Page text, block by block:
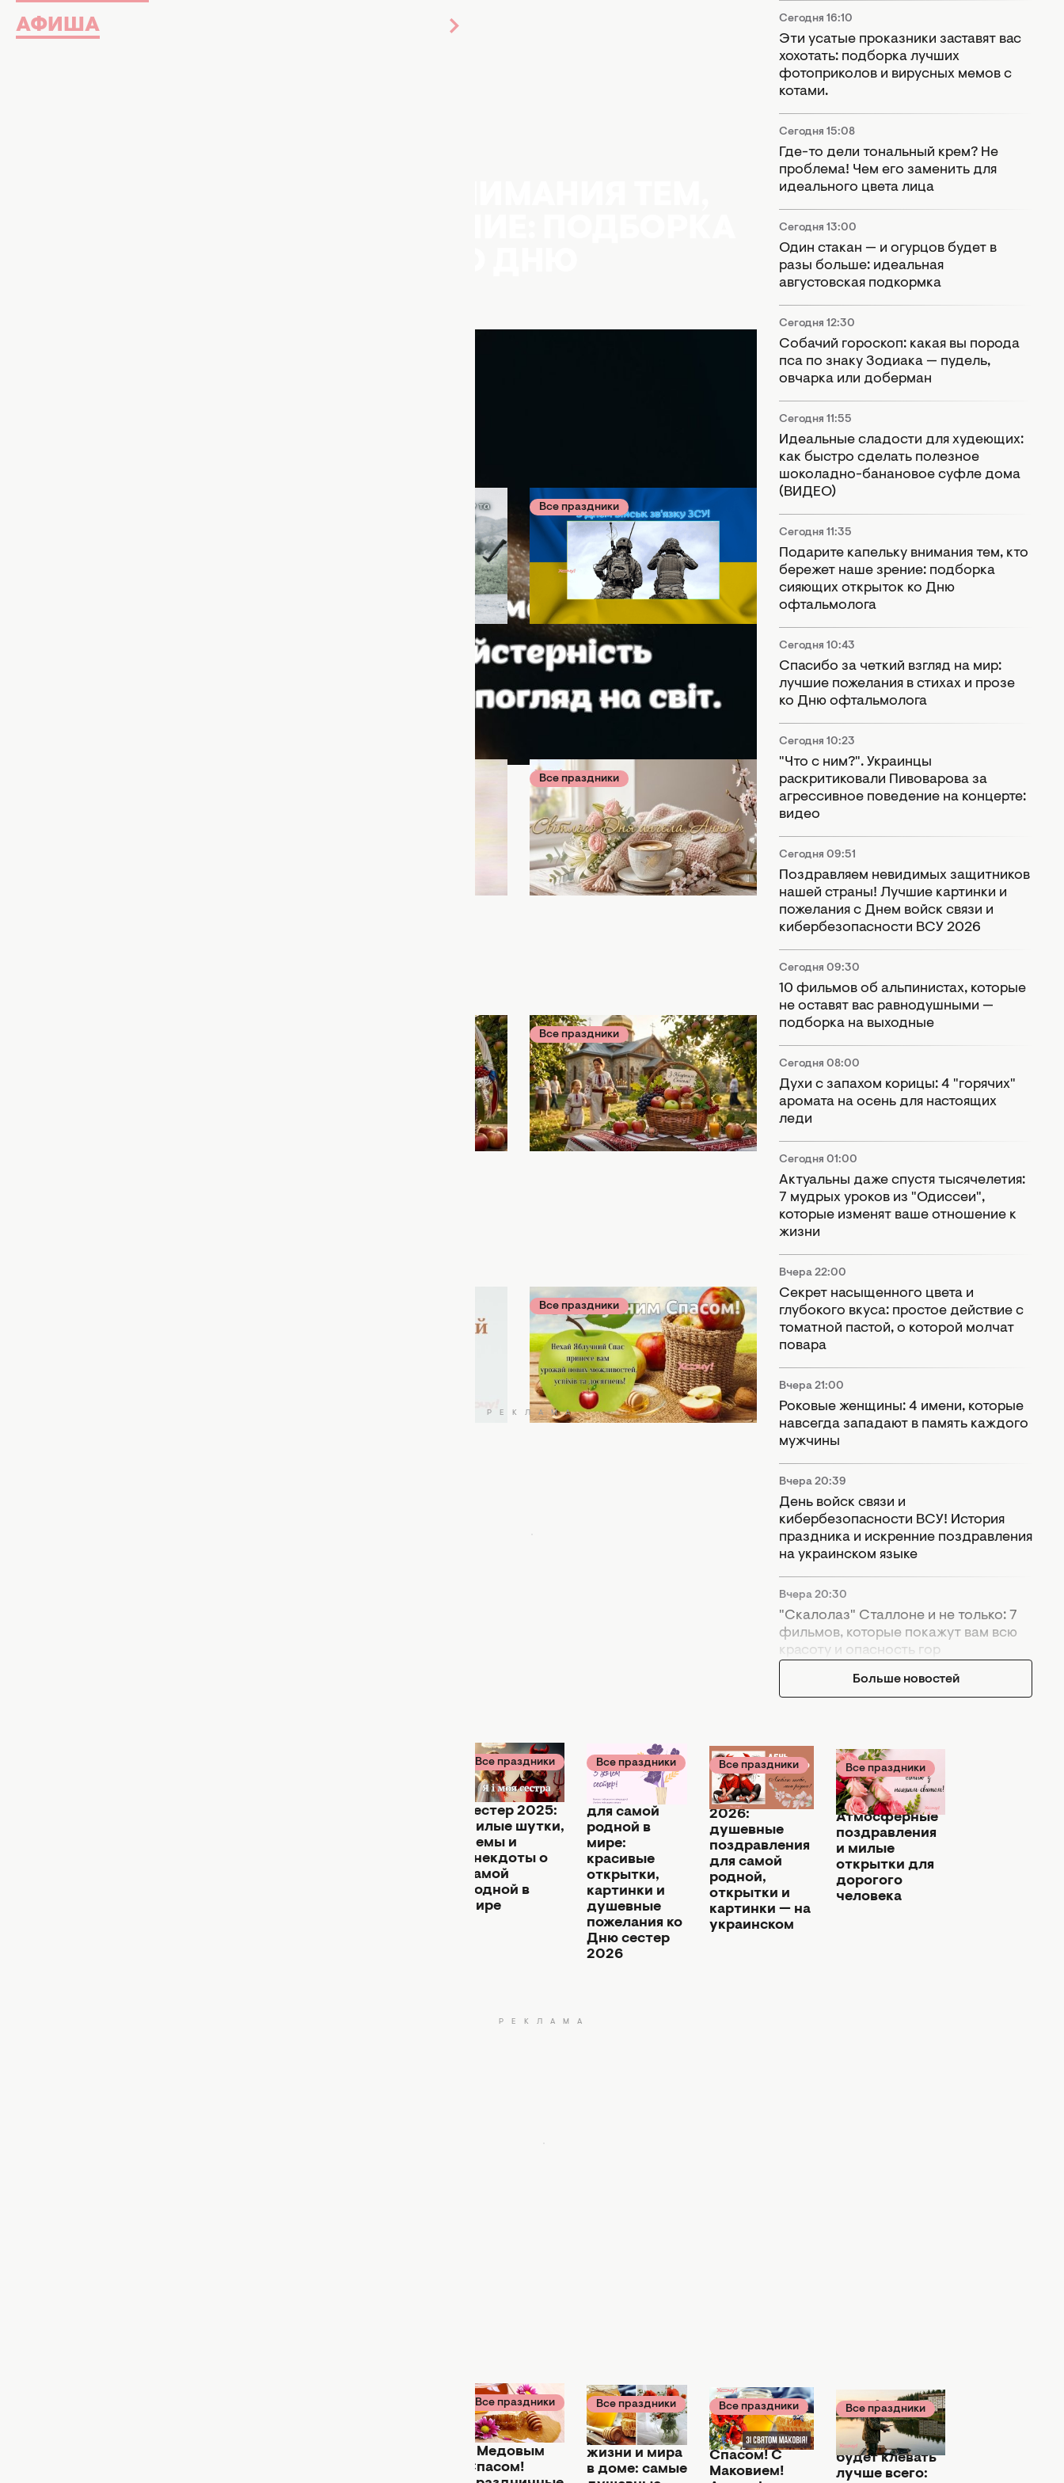
АФИША
Лучшие картинки и пожелания
кибербезопасности ВСУ 2026
Все праздники Вчера 20:39
День войск связи и
кибербезопасности ВСУ!
История праздника и
искренние поздравления на
украинском языке
Все праздники
Милая Анна, с Днем ангела!
Поздравления в стихах и
лучшие картинки на именины —
украинском
С Яблочным Спасом! Самые
красивые картинки и открытки,
Все праздники 06 августа 10:05
С Яблочным Спасом и
Преображением Господним
2026: душевные поздравления,
стихи и светлые картинки для
самых родных
С Яблочным Спасом! Лучшие
Все праздники 05 августа 22:18
Поздравьте родных с
Яблочным Спасом 2026:
подборка теплых и душевных
стихов и картинок
Сегодня 16:10
Эти усатые проказники заставят вас
хохотать: подборка лучших
фотоприколов и вирусных мемов с
котами.
Сегодня 15:08
Где-то дели тональный крем? Не
проблема! Чем его заменить для
идеального цвета лица
Сегодня 13:00
Один стакан — и огурцов будет в
разы больше: идеальная
августовская подкормка
Сегодня 12:30
Собачий гороскоп: какая вы порода
пса по знаку Зодиака — пудель,
овчарка или доберман
Сегодня 11:55
Идеальные сладости для худеющих:
как быстро сделать полезное
шоколадно-банановое суфле дома
(ВИДЕО)
Сегодня 11:35
Подарите капельку внимания тем, кто
бережет наше зрение: подборка
сияющих открыток ко Дню
офтальмолога
Сегодня 10:43
Спасибо за четкий взгляд на мир:
лучшие пожелания в стихах и прозе
ко Дню офтальмолога
Сегодня 10:23
"Что с ним?". Украинцы
раскритиковали Пивоварова за
агрессивное поведение на концерте:
видео
Сегодня 09:51
Поздравляем невидимых защитников
нашей страны! Лучшие картинки и
пожелания с Днем войск связи и
кибербезопасности ВСУ 2026
Сегодня 09:30
10 фильмов об альпинистах, которые
не оставят вас равнодушными —
подборка на выходные
Сегодня 08:00
Духи с запахом корицы: 4 "горячих"
аромата на осень для настоящих
леди
Сегодня 01:00
Актуальны даже спустя тысячелетия:
7 мудрых уроков из "Одиссеи",
которые изменят ваше отношение к
жизни
Вчера 22:00
Секрет насыщенного цвета и
глубокого вкуса: простое действие с
томатной пастой, о которой молчат
повара
Вчера 21:00
Роковые женщины: 4 имени, которые
навсегда западают в память каждого
мужчины
Вчера 20:39
День войск связи и
кибербезопасности ВСУ! История
праздника и искренние поздравления
на украинском языке
Вчера 20:30
"Скалолаз" Сталлоне и не только: 7
фильмов, которые покажут вам всю
красоту и опасность гор
Больше новостей
Все праздники
02 августа 19:46
С днем
сестер 2025:
милые шутки,
мемы и
анекдоты о
самой
родной в
мире
Все праздники
02 августа 11:40
Теплые слова
для самой
родной в
мире:
красивые
открытки,
картинки и
душевные
пожелания ко
Дню сестер
2026
Все праздники
02 августа 02:15
День сестер
2026:
душевные
поздравления
для самой
родной,
открытки и
картинки — на
украинском
Все праздники
01 августа 12:26
С Днем сестер!
Атмосферные
поздравления
и милые
открытки для
дорогого
человека
Все праздники
31 июля 20:07
Поздравляем
с Медовым
Спасом!
Все праздники
31 июля 19:19
Сладкой
жизни и мира
в доме: самые
Все праздники
31 июля 18:19
С Медовым
Спасом! С
Маковием!
Все праздники
31 июля 11:45
Когда рыба
будет клевать
лучше всего: